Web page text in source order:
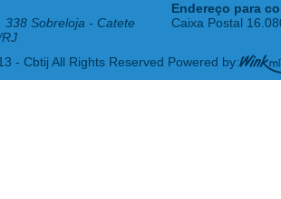
338 Sobreloja - Catete
Endereço para
Caixa Postal
- Cbtij All Rights Reserved Powered by: